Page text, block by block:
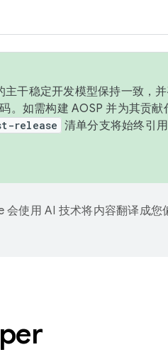
干稳定开发模型保持一致，
。如需构建 AOSP 并为其贡献
release 清单分支将始终引
会使用 AI 技术将内容翻译成您